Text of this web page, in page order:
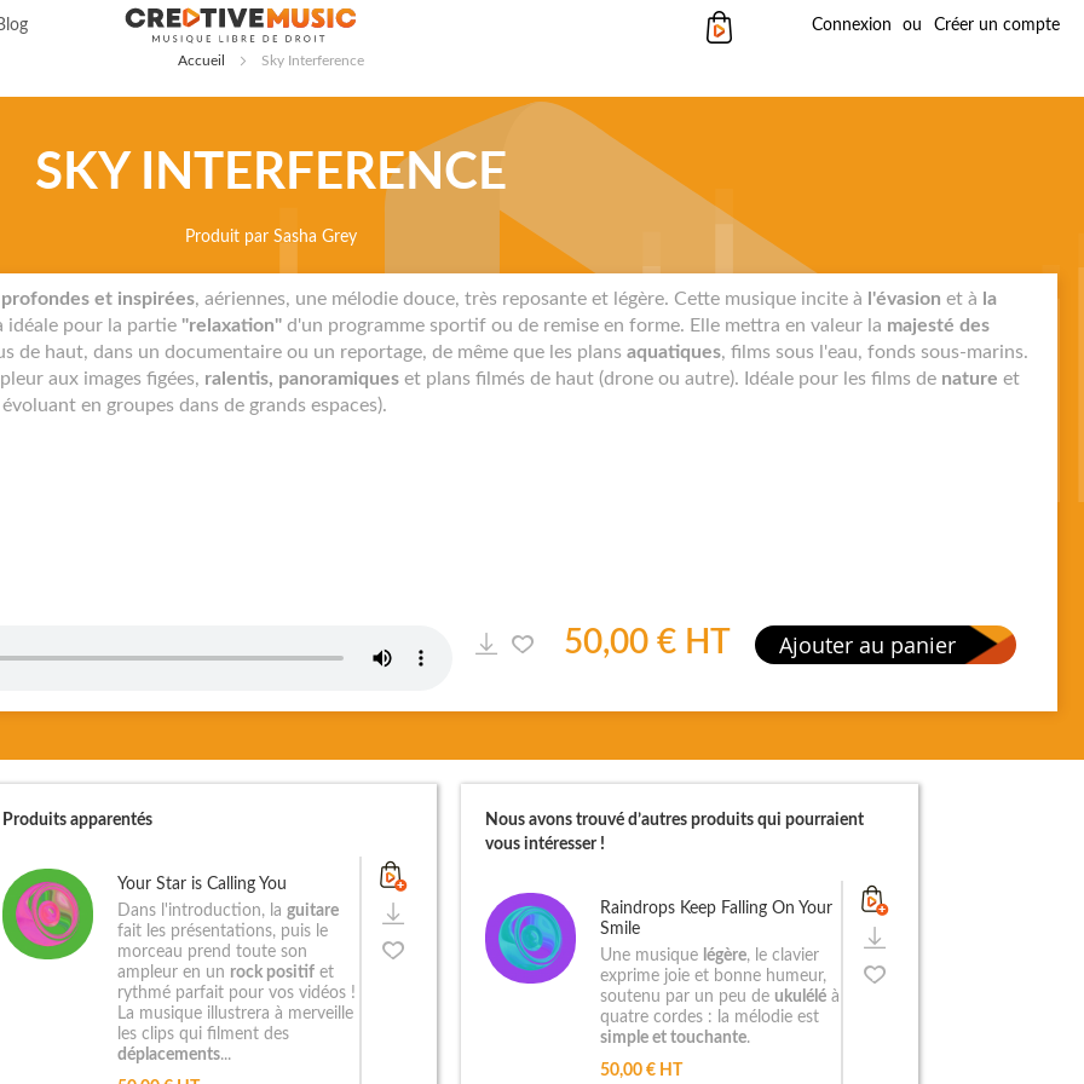
Connexion Créer un compte
Mon panier
Accueil Sky Interference
SKY INTERFERENCE
Produit par Sasha Grey
et inspirées, aériennes, une mélodie douce, très reposante et légère. Cette musique incite à l'évasion et à la
idéale pour la partie "relaxation" d'un programme sportif ou de remise en forme. Elle mettra en valeur la majesté des
de haut, dans un documentaire ou un reportage, de même que les plans aquatiques, films sous l'eau, fonds sous-marins.
aux images figées, ralentis, panoramiques et plans filmés de haut (drone ou autre). Idéale pour les films de nature et
en groupes dans de grands espaces).
50,00 € HT Ajouter au panier
Produits apparentés
Your Star is Calling You
Dans l'introduction, laguitare
fait les présentations, puis le
morceau prend toute son
ampleur en un rock positif et
rythmé parfait pour vos vidéos !
La musique illustrera à merveille
les clips qui filment des
déplacements...
Nous avons trouvé d’autres produits qui pourraient
vous intéresser !
Raindrops Keep Falling On Your
Smile
Une musique légère, le clavier
exprime joie et bonne humeur,
soutenu par un peu de ukuléléà
quatre cordes : la mélodie est
simple et touchante.
50,00 € HT